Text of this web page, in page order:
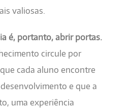
valiosas.
é, portanto, abrir portas.
circule por
cada aluno encontre
e que a
uma experiência